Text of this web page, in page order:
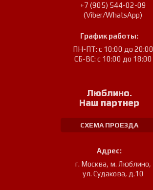
+7 (905) 544-02-09
(Viber/WhatsApp)
График работы:
ПН-ПТ: с 10:00 до 20:00
СБ-ВС: с 10:00 до 18:00
Люблино.
Наш партнер
СХЕМА ПРОЕЗДА
Адрес:
г. Москва, м. Люблино,
ул. Судакова, д.10